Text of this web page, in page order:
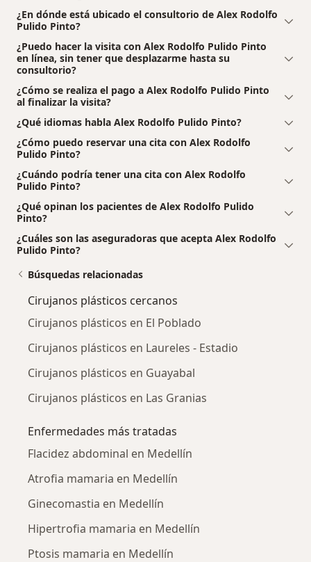
¿En dónde está ubicado el consultorio de Alex Rodolfo
Pulido Pinto?
¿Puedo hacer la visita con Alex Rodolfo Pulido Pinto
en línea, sin tener que desplazarme hasta su
consultorio?
¿Cómo se realiza el pago a Alex Rodolfo Pulido Pinto
al finalizar la visita?
¿Qué idiomas habla Alex Rodolfo Pulido Pinto?
¿Cómo puedo reservar una cita con Alex Rodolfo
Pulido Pinto?
¿Cuándo podría tener una cita con Alex Rodolfo
Pulido Pinto?
¿Qué opinan los pacientes de Alex Rodolfo Pulido
Pinto?
¿Cuáles son las aseguradoras que acepta Alex Rodolfo
Pulido Pinto?
Búsquedas relacionadas
Cirujanos plásticos cercanos
Cirujanos plásticos en El Poblado
Cirujanos plásticos en Laureles - Estadio
Cirujanos plásticos en Guayabal
Cirujanos plásticos en Las Granias
Enfermedades más tratadas
Flacidez abdominal en Medellín
Atrofia mamaria en Medellín
Ginecomastia en Medellín
Hipertrofia mamaria en Medellín
Ptosis mamaria en Medellín